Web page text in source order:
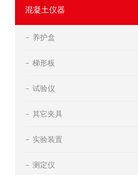
混凝土仪器
养护盒
梯形板
试验仪
其它夹具
实验装置
测定仪